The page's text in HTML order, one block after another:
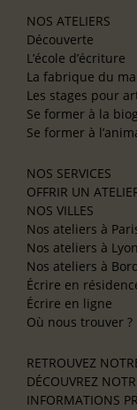
NOS ATELIERS
Découverte
L’école d’écriture
La fabrique du
Les stages pour
Se former à la
Se former à
NOS SERVICES
OFFRIR UN
NOS VILLES
Nos ateliers à
Nos ateliers à Lyon
Nos ateliers à
Écrire en
Écrire en ligne
Où nous trouver ?
RETROUVEZ
DÉCOUVREZ
INFORMATIONS